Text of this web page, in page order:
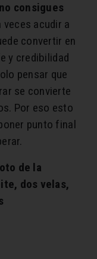
consigues
acudir a
convertir en
y credibilidad
pensar que
se convierte
Por eso esto
punto final
de la
dos velas,